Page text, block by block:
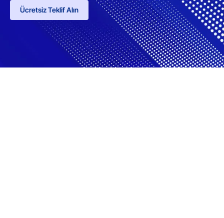
Ücretsiz Teklif Alın